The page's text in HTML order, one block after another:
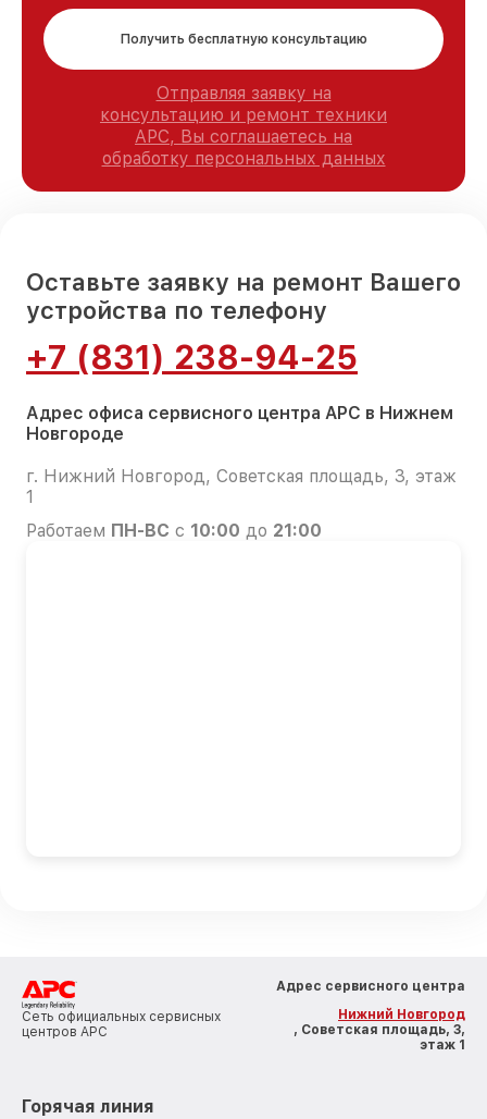
Получить бесплатную консультацию
Отправляя заявку на
консультацию и ремонт техники
APC, Вы соглашаетесь на
обработку персональных данных
Оставьте заявку на ремонт Вашего
устройства по телефону
+7 (831) 238-94-25
Адрес офиса сервисного центра APC в Нижнем
Новгороде
г. Нижний Новгород, Советская площадь, 3, этаж
1
Работаем ПН-ВС с 10:00 до 21:00
Сеть официальных сервисных
центров APC
Адрес сервисного центра
Нижний Новгород
, Советская площадь, 3,
этаж 1
Горячая линия